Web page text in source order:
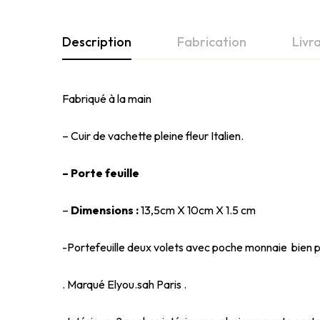
Description Fabrication
Fabriqué à la main
– Cuir de vachette pleine fleur Italien.
– Porte feuille
– Dimensions :13,5cm X 10cm X 1.5 cm
-Portefeuille deux volets avec poche monnaie bien
. Marqué Elyou.sah Paris .